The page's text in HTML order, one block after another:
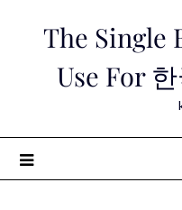
The Single
Use For